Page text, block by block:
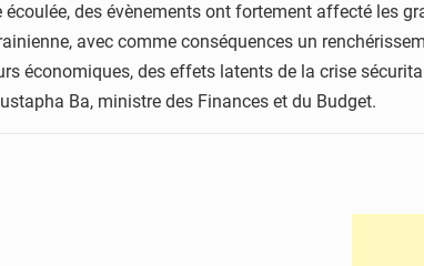
écoulée, des évènements ont fortement affecté les
avec comme conséquences un
économiques, des effets latents de la crise
Ba, ministre des Finances et du Budget.